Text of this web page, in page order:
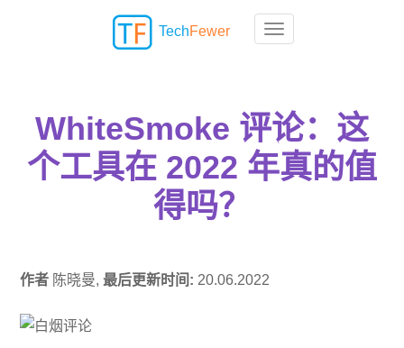
Toggle navigation
TechFewer
WhiteSmoke 评论：这
个工具在 2022 年真的值
得吗？
作者 陈晓曼,最后更新时间: 20.06.2022